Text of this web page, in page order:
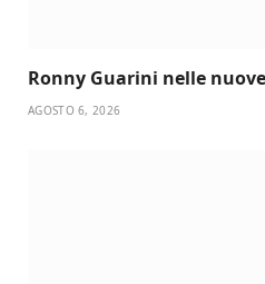
Ronny Guarini nelle
AGOSTO 6, 2026